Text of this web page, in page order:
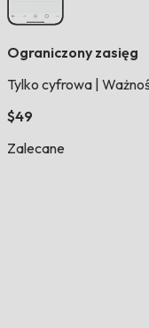
Ograniczony zasięg
Tylko cyfrowa
$49
Zalecane